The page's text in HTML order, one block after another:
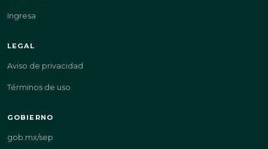
Ingresa
LEGAL
Aviso de privacidad
Términos de uso
GOBIERNO
gob.mx/sep